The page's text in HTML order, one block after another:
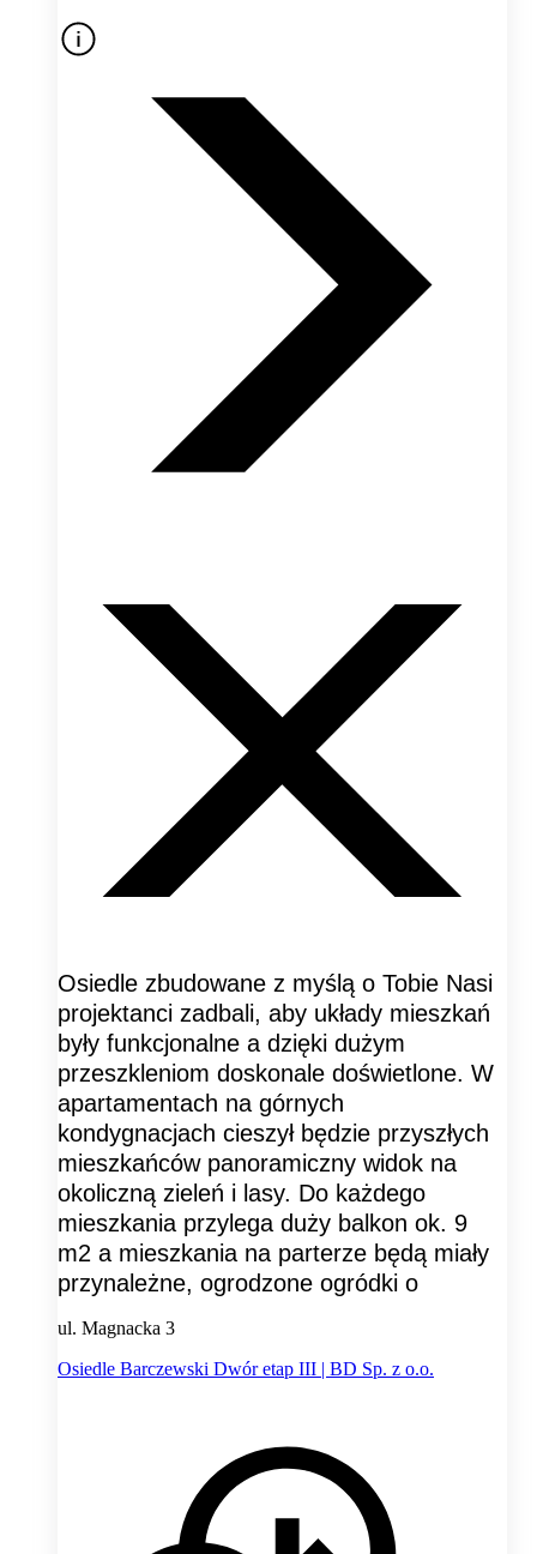
Osiedle zbudowane z myślą o Tobie Nasi
projektanci zadbali, aby układy mieszkań
były funkcjonalne a dzięki dużym
przeszkleniom doskonale doświetlone. W
apartamentach na górnych
kondygnacjach cieszył będzie przyszłych
mieszkańców panoramiczny widok na
okoliczną zieleń i lasy. Do każdego
mieszkania przylega duży balkon ok. 9
m2 a mieszkania na parterze będą miały
przynależne, ogrodzone ogródki o
ul. Magnacka 3
Osiedle Barczewski Dwór etap III | BD Sp. z o.o.